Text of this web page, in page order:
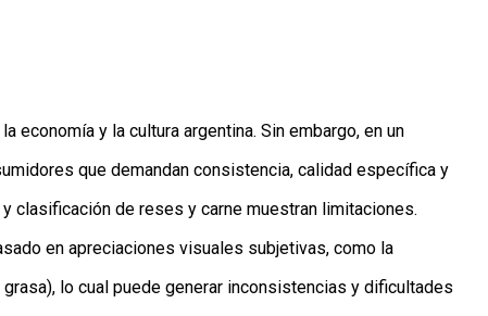
economía y la cultura argentina. Sin embargo, en un
que demandan consistencia, calidad específica y
clasificación de reses y carne muestran limitaciones.
en apreciaciones visuales subjetivas, como la
lo cual puede generar inconsistencias y dificultades